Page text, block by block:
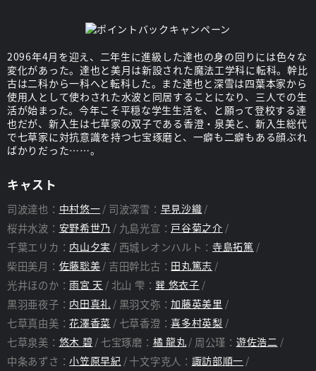
2096年4月を迎え、二年生に進級した達也の身の回りには色々な
変化があった。達也と美月は新設された魔法工学科に転科。幹比
古は二科から一科へと転科した。また達也と深雪は四葉本家から
使用人として使わされた水波と同居することになり、三人での生
活が始まった。今年こそ平穏な学生生活を、と願って登校する達
也だが、新入生は七草家の双子である香澄・泉美と、新入生総代
で七草家に対抗意識を持つ七宝琢磨と、一癖も二癖もある顔ぶれ
ばかりだった……。
キャスト
司波達也： 中村悠一 司波深雪： 早見沙織
桜井水波： 安野希世乃 九島光宣： 戸谷菊之介
千葉エリカ： 内山夕実 西城レオンハルト：寺島拓篤
柴田美月： 佐藤聡美 吉田幹比古： 田丸篤志
光井ほのか：雨宮 天 北山 雫：巽 悠衣子
黒羽亜夜子： 内田真礼 黒羽文弥：加藤英美里
七草真由美：花澤香菜 七草香澄：喜多村英梨
七草泉美： 悠木 碧 七宝琢磨： 橘 龍丸 周公瑾： 遊佐浩二
中条あずさ：小笠原早紀 十文字克人： 諏訪部順一